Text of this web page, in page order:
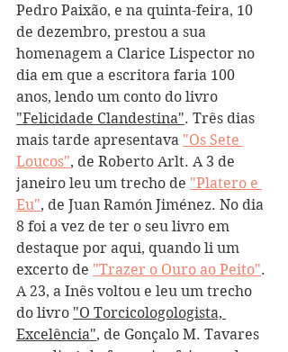
Pedro Paixão, e na quinta-feira, 10
de dezembro, prestou a sua
homenagem a Clarice Lispector no
dia em que a escritora faria 100
anos, lendo um conto do livro
"Felicidade Clandestina". Três dias
mais tarde apresentava "Os Sete
Loucos", de Roberto Arlt. A 3 de
janeiro leu um trecho de "Platero e
Eu", de Juan Ramón Jiménez. No dia
8 foi a vez de ter o seu livro em
destaque por aqui, quando li um
excerto de "Trazer o Ouro ao Peito".
A 23, a Inês voltou e leu um trecho
do livro "O Torcicologologista,
Excelência", de Gonçalo M. Tavares